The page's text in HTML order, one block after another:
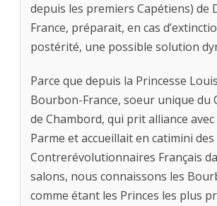
depuis les premiers Capétiens) de
France, préparait, en cas
postérité, une possible solution
Parce que depuis la Princesse
Bourbon-France, soeur unique du
de Chambord, qui prit alliance
Parme et accueillait en catimini des
Contrerévolutionnaires Français
salons, nous connaissons les
comme étant les Princes les plus